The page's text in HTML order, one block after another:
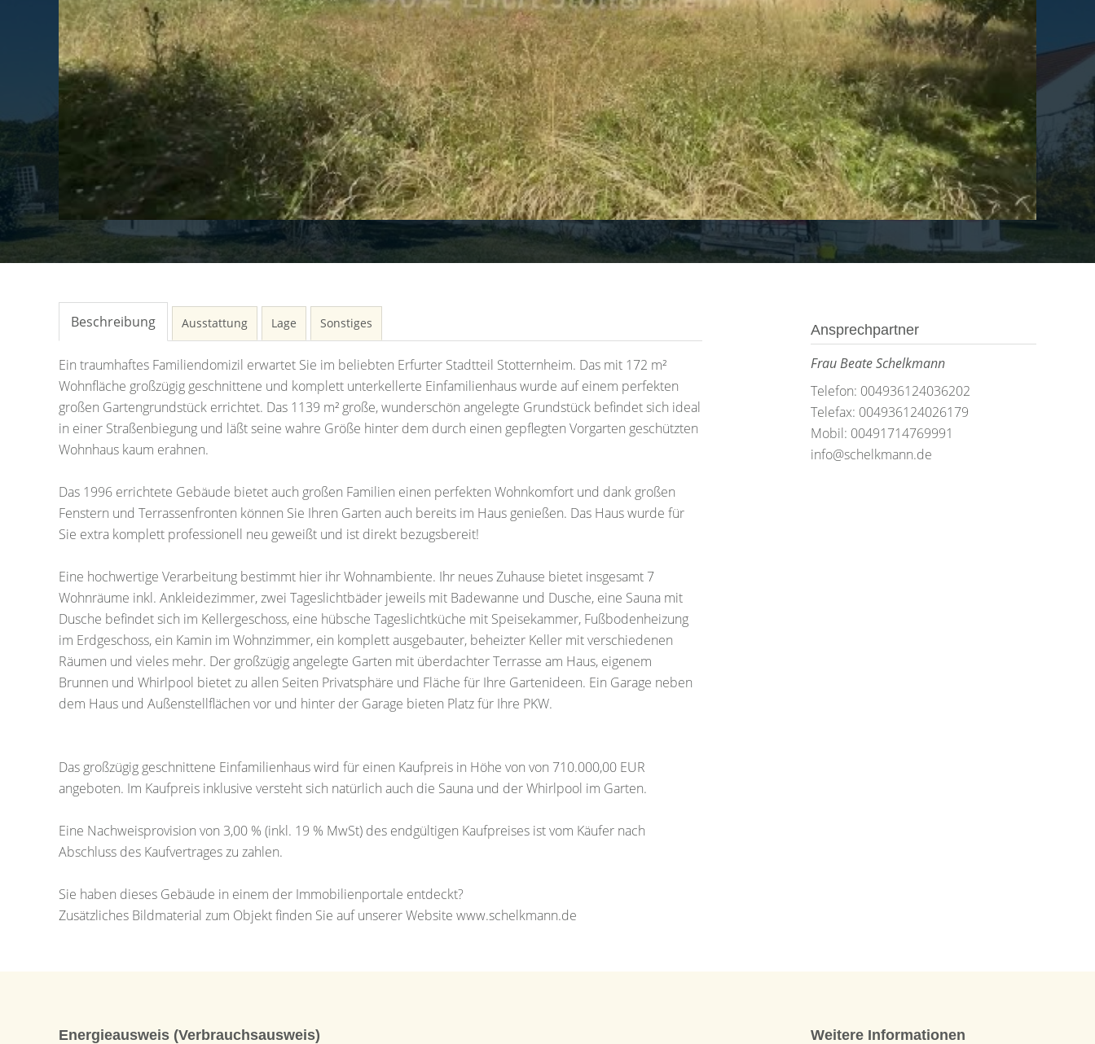
Beschreibung Ausstattung Lage Sonstiges
Ein traumhaftes Familiendomizil erwartet Sie im beliebten Erfurter Stadtteil Stotternheim. Das mit 172 m²
Wohnfläche großzügig geschnittene und komplett unterkellerte Einfamilienhaus wurde auf einem perfekten
großen Gartengrundstück errichtet. Das 1139 m² große, wunderschön angelegte Grundstück befindet sich ideal
in einer Straßenbiegung und läßt seine wahre Größe hinter dem durch einen gepflegten Vorgarten geschützten
Wohnhaus kaum erahnen.
Das 1996 errichtete Gebäude bietet auch großen Familien einen perfekten Wohnkomfort und dank großen
Fenstern und Terrassenfronten können Sie Ihren Garten auch bereits im Haus genießen. Das Haus wurde für
Sie extra komplett professionell neu geweißt und ist direkt bezugsbereit!
Eine hochwertige Verarbeitung bestimmt hier ihr Wohnambiente. Ihr neues Zuhause bietet insgesamt 7
Wohnräume inkl. Ankleidezimmer, zwei Tageslichtbäder jeweils mit Badewanne und Dusche, eine Sauna mit
Dusche befindet sich im Kellergeschoss, eine hübsche Tageslichtküche mit Speisekammer, Fußbodenheizung
im Erdgeschoss, ein Kamin im Wohnzimmer, ein komplett ausgebauter, beheizter Keller mit verschiedenen
Räumen und vieles mehr. Der großzügig angelegte Garten mit überdachter Terrasse am Haus, eigenem
Brunnen und Whirlpool bietet zu allen Seiten Privatsphäre und Fläche für Ihre Gartenideen. Ein Garage neben
dem Haus und Außenstellflächen vor und hinter der Garage bieten Platz für Ihre PKW.
Das großzügig geschnittene Einfamilienhaus wird für einen Kaufpreis in Höhe von von 710.000,00 EUR
angeboten. Im Kaufpreis inklusive versteht sich natürlich auch die Sauna und der Whirlpool im Garten.
Eine Nachweisprovision von 3,00 % (inkl. 19 % MwSt) des endgültigen Kaufpreises ist vom Käufer nach
Abschluss des Kaufvertrages zu zahlen.
Sie haben dieses Gebäude in einem der Immobilienportale entdeckt?
Zusätzliches Bildmaterial zum Objekt finden Sie auf unserer Website www.schelkmann.de
Ansprechpartner
Frau Beate Schelkmann
Telefon: 004936124036202
Telefax: 004936124026179
Mobil: 00491714769991
info@schelkmann.de
Energieausweis (Verbrauchsausweis) Weitere Informationen